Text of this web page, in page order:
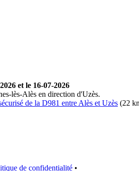
et le 16-07-2026
lès-Alès en direction d'Uzès.
de la D981 entre Alès et Uzès (22
de confidentialité •